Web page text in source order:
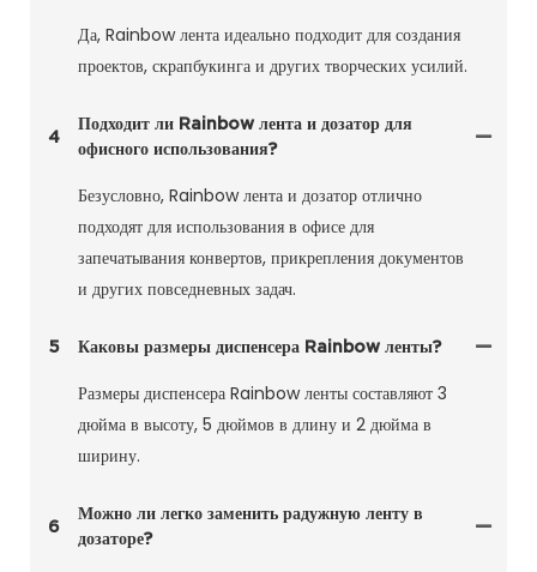
Да, Rainbow лента идеально подходит для создания
проектов, скрапбукинга и других творческих усилий.
4
Подходит ли Rainbow лента и дозатор для
офисного использования?
Безусловно, Rainbow лента и дозатор отлично
подходят для использования в офисе для
запечатывания конвертов, прикрепления документов
и других повседневных задач.
5 Каковы размеры диспенсера Rainbow ленты?
Размеры диспенсера Rainbow ленты составляют 3
дюйма в высоту, 5 дюймов в длину и 2 дюйма в
ширину.
6
Можно ли легко заменить радужную ленту в
дозаторе?